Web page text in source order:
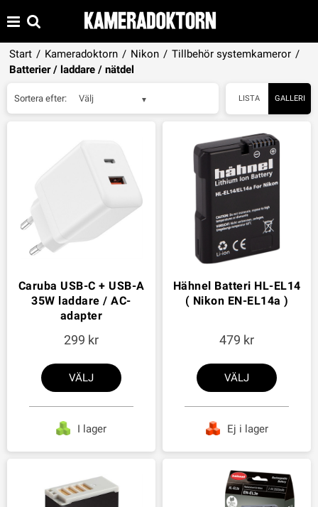
Start / Kameradoktorn / Nikon / Tillbehör systemkameror /
Batterier / laddare / nätdel
LISTA GALLERI
Sortera efter: Välj
Caruba USB-C + USB-A
35W laddare / AC-
adapter
299
VÄLJ
I lager
Hähnel Batteri HL-EL14
( Nikon EN-EL14a )
479
VÄLJ
Ej i lager